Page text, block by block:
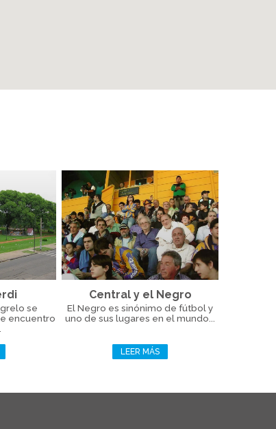
se
encuentro
Central y el Negro
El Negro es sinónimo de fútbol y
uno de sus lugares en el mundo...
LEER MÁS